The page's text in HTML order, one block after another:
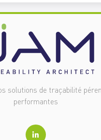
solutions de traçabilité
performantes